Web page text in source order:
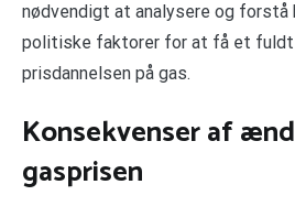
nødvendigt at analysere og forstå
politiske faktorer for at få et
prisdannelsen på gas.
Konsekvenser af
gasprisen